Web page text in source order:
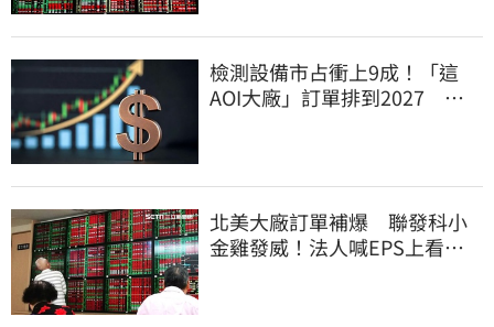
檢測設備市占衝上9成！「這
AOI大廠」訂單排到2027 目
北美大廠訂單補爆 聯發科小
金雞發威！法人喊EPS上看